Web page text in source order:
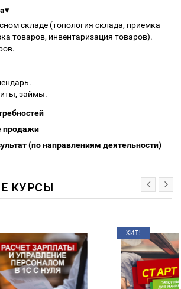
▾
складе (топология склада, приемка
товаров, инвентаризация товаров).
займы.
(по направлениям деятельности)
КУРСЫ
ХИТ!